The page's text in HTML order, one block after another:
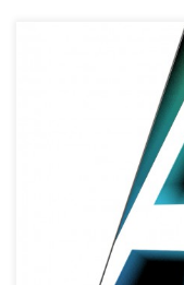
Das Samsung Galaxy
setzen neue Maßstäbe
präsentiert die neue
Design sowie
Preissegment. Sowohl
(2016) bieten ein